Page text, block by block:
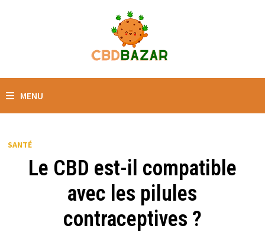
MENU
SANTÉ
Le CBD est-il compatible
avec les pilules
contraceptives ?